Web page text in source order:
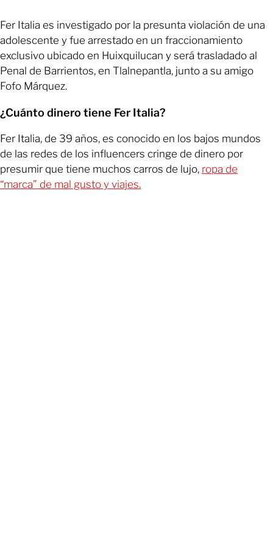
Fer Italia es investigado por la presunta violación de una
adolescente y fue arrestado en un fraccionamiento
exclusivo ubicado en Huixquilucan y será trasladado al
Penal de Barrientos, en Tlalnepantla, junto a su amigo
Fofo Márquez.
¿Cuánto dinero tiene Fer Italia?
Fer Italia, de 39 años, es conocido en los bajos mundos
de las redes de los influencers cringe de dinero por
presumir que tiene muchos carros de lujo, ropa de
“marca” de mal gusto y viajes.